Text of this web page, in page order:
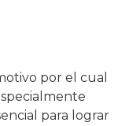
por el cual
para lograr